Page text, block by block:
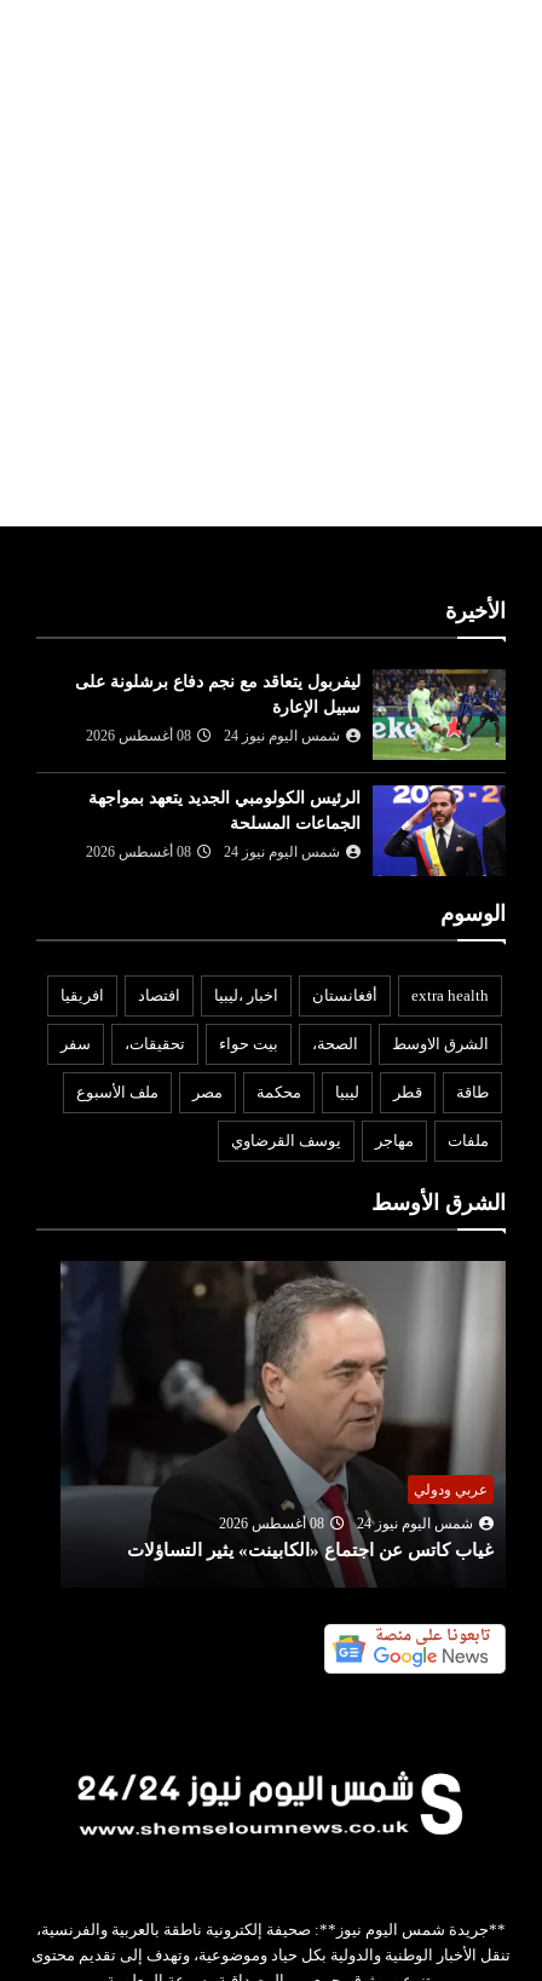
الأخيرة
ليفربول يتعاقد مع نجم دفاع برشلونة على
سبيل الإعارة
شمس اليوم نيوز 24 08 أغسطس 2026
الرئيس الكولومبي الجديد يتعهد بمواجهة
الجماعات المسلحة
شمس اليوم نيوز 24 08 أغسطس 2026
الوسوم
extra health أفغانستان اخبار ،ليبيا افتصاد افريقيا
الشرق الاوسط الصحة، بيت حواء تحقيقات، سفر
طاقة قطر ليبيا محكمة مصر ملف الأسبوع
ملفات مهاجر يوسف القرضاوي
الشرق الأوسط
شمس اليوم نيوز 24
08 أغسطس 2026
بين إيران وسلطنة عمان.. أمريكا تتوقع اتفاقا بشأن
هرمز قريبا
**جريدة شمس اليوم نيوز**: صحيفة إلكترونية ناطقة بالعربية والفرنسية،
تنقل الأخبار الوطنية والدولية بكل حياد وموضوعية، وتهدف إلى تقديم محتوى